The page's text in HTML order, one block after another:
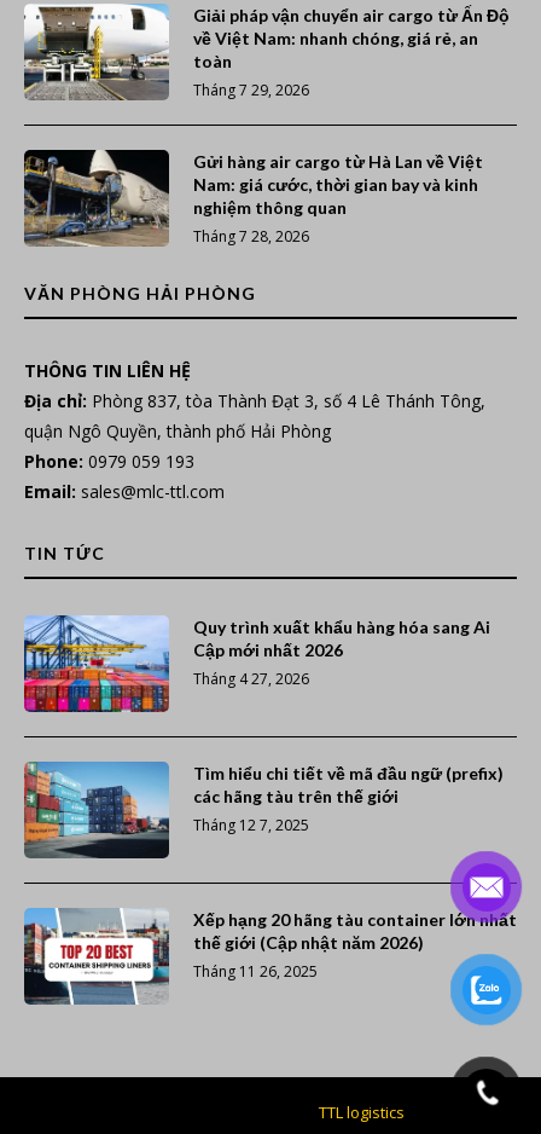
Giải pháp vận chuyển air cargo từ Ấn Độ
về Việt Nam: nhanh chóng, giá rẻ, an
toàn
Tháng 7 29, 2026
Gửi hàng air cargo từ Hà Lan về Việt
Nam: giá cước, thời gian bay và kinh
nghiệm thông quan
Tháng 7 28, 2026
VĂN PHÒNG HẢI PHÒNG
THÔNG TIN LIÊN HỆ
Địa chỉ: Phòng 837, tòa Thành Đạt 3, số 4 Lê Thánh Tông,
quận Ngô Quyền, thành phố Hải Phòng
Phone: 0979 059 193
Email: sales@mlc-ttl.com
TIN TỨC
Quy trình xuất khẩu hàng hóa sang Ai
Cập mới nhất 2026
Tháng 4 27, 2026
Tìm hiểu chi tiết về mã đầu ngữ (prefix)
các hãng tàu trên thế giới
Tháng 12 7, 2025
Xếp hạng 20 hãng tàu container lớn nhất
thế giới (Cập nhật năm 2026)
Tháng 11 26, 2025
TTL logistics